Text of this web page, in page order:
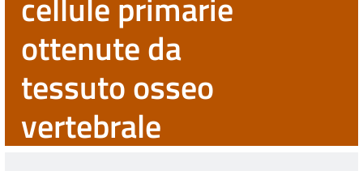
ottenute da
tessuto osseo
vertebrale